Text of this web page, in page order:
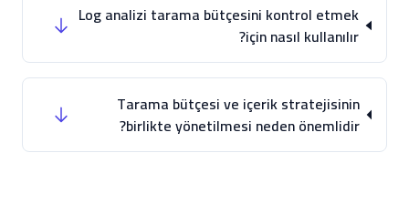
Log analizi tarama bütçesini kontrol etmek
için nasıl kullanılır?
Tarama bütçesi ve içerik stratejisinin
birlikte yönetilmesi neden önemlidir?